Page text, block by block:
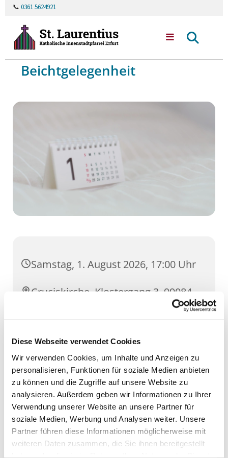
Diese Webseite verwendet Cookies
Wir verwenden Cookies, um Inhalte und Anzeigen zu
personalisieren, Funktionen für soziale Medien anbieten
zu können und die Zugriffe auf unsere Website zu
analysieren. Außerdem geben wir Informationen zu Ihrer
Verwendung unserer Website an unsere Partner für
soziale Medien, Werbung und Analysen weiter. Unsere
Partner führen diese Informationen möglicherweise mit
weiteren Daten zusammen, die Sie ihnen bereitgestellt
📞 0361 5624921
Beichtgelegenheit
Samstag, 1. August 2026, 17:00 Uhr
Cruciskirche, Klostergang 3, 99084